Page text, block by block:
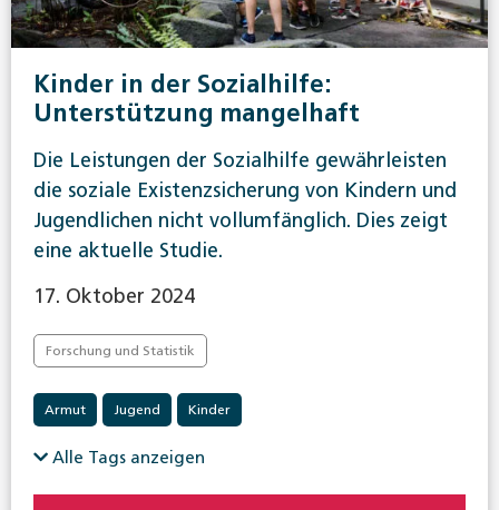
Kinder in der Sozialhilfe:
Unterstützung mangelhaft
Die Leistungen der Sozialhilfe gewährleisten
die soziale Existenzsicherung von Kindern und
Jugendlichen nicht vollumfänglich. Dies zeigt
eine aktuelle Studie.
17. Oktober 2024
Forschung und Statistik
Armut Jugend Kinder
Alle Tags anzeigen